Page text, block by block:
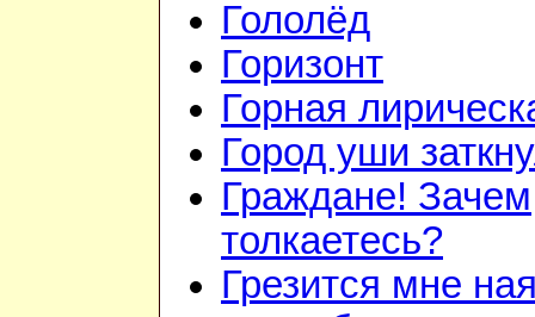
Гололёд
Горизонт
Горная
Город уши
Граждане! Зачем
толкаетесь?
Грезится мне